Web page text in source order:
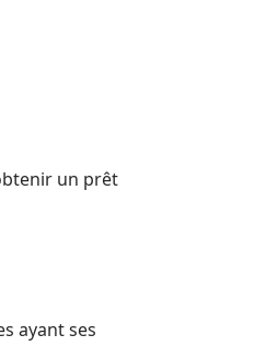
un prêt
ayant ses